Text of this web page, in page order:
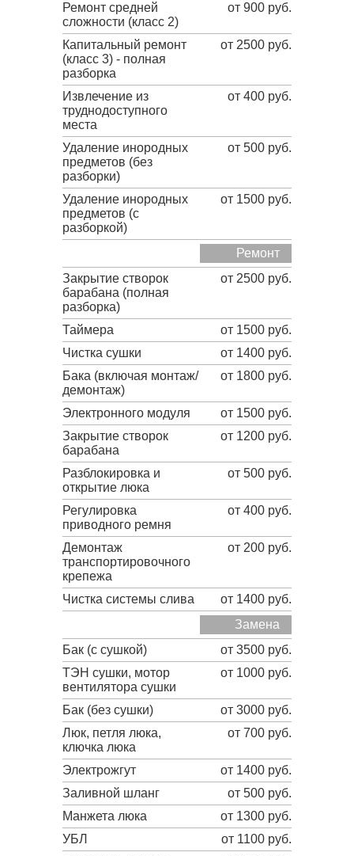
Ремонт средней
сложности (класс 2)
от 900 руб.
Капитальный ремонт
(класс 3) - полная
разборка
от 2500 руб.
Извлечение из
труднодоступного
места
от 400 руб.
Удаление инородных
предметов (без
разборки)
от 500 руб.
Удаление инородных
предметов (с
разборкой)
от 1500 руб.
Ремонт
Закрытие створок
барабана (полная
разборка)
от 2500 руб.
Таймера
от 1500 руб.
Чистка сушки
от 1400 руб.
Бака (включая монтаж/
демонтаж)
от 1800 руб.
Электронного модуля
от 1500 руб.
Закрытие створок
барабана
от 1200 руб.
Разблокировка и
открытие люка
от 500 руб.
Регулировка
приводного ремня
от 400 руб.
Демонтаж
транспортировочного
крепежа
от 200 руб.
Чистка системы слива
от 1400 руб.
Замена
Бак (с сушкой)
от 3500 руб.
ТЭН сушки, мотор
вентилятора сушки
от 1000 руб.
Бак (без сушки)
от 3000 руб.
Люк, петля люка,
ключка люка
от 700 руб.
Электрожгут
от 1400 руб.
Заливной шланг
от 500 руб.
Манжета люка
от 1300 руб.
УБЛ
от 1100 руб.